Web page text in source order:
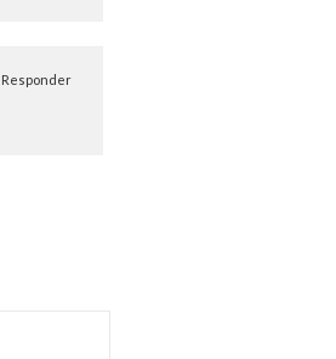
Responder